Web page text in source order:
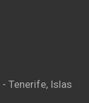
- Tenerife, Islas